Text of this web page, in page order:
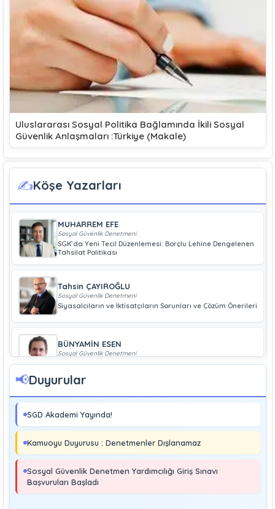
Uluslararası Sosyal Politika Bağlamında İkili Sosyal
Güvenlik Anlaşmaları :Türkiye (Makale)
✍️Köşe Yazarları
MUHARREM EFE
Sosyal Güvenlik Denetmeni
SGK’da Yeni Tecil Düzenlemesi: Borçlu Lehine Dengelenen
Tahsilat Politikası
Tahsin ÇAYIROĞLU
Sosyal Güvenlik Denetmeni
Siyasalcıların ve İktisatçıların Sorunları ve Çözüm Önerileri
BÜNYAMİN ESEN
Sosyal Güvenlik Denetmeni
Geliri Düşük Olan Çiftçiye Bağ-Kur Borcu Çıkmaz
Boray UĞRAŞ
Soma ve Ermenek’te Meydana Gelen Kazalar Büyük
Endüstriyel Kaza Sayılmakta Mıdır?
MURAT ÇİMEN
Sosyal Güvenlik Denetmeni
Kayıt Dışı İstihdamla Mücadeleye Farklı Bir Yaklaşım
📢Duyurular
SGD Akademi Yayında!
Kamuoyu Duyurusu : Denetmenler Dışlanamaz
Sosyal Güvenlik Denetmen Yardımcılığı Giriş Sınavı
Başvuruları Başladı